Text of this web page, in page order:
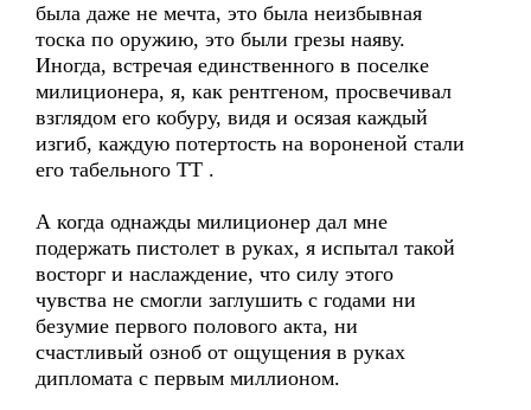
была даже не мечта, это была неизбывная
тоска по оружию, это были грезы наяву.
Иногда, встречая единственного в поселке
милиционера, я, как рентгеном, просвечивал
взглядом его кобуру, видя и осязая каждый
изгиб, каждую потертость на вороненой стали
его табельного ТТ .
А когда однажды милиционер дал мне
подержать пистолет в руках, я испытал такой
восторг и наслаждение, что силу этого
чувства не смогли заглушить с годами ни
безумие первого полового акта, ни
счастливый озноб от ощущения в руках
дипломата с первым миллионом.